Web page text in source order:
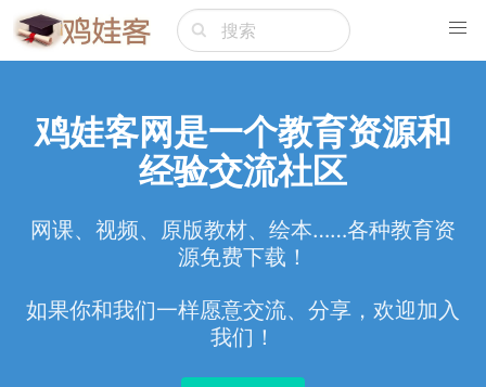
鸡娃客网是一个教育资源和
经验交流社区
网课、视频、原版教材、绘本……各种教育资
源免费下载！
如果你和我们一样愿意交流、分享，欢迎加入
我们！